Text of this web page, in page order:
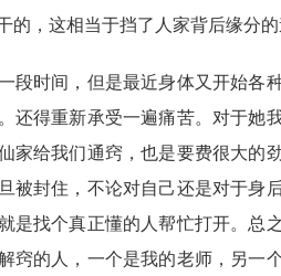
的，这相当于挡了人家背后缘分的
段时间，但是最近身体又开始各
还得重新承受一遍痛苦。对于她
家给我们通窍，也是要费很大的
被封住，不论对自己还是对于身
是找个真正懂的人帮忙打开。总
窍的人，一个是我的老师，另一